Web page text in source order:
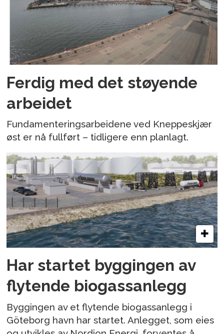
Ferdig med det støyende
arbeidet
Fundamenteringsarbeidene ved Kneppeskjær
øst er nå fullført – tidligere enn planlagt.
Har startet byggingen av
flytende biogassanlegg
Byggingen av et flytende biogassanlegg i
Göteborg havn har startet. Anlegget, som eies